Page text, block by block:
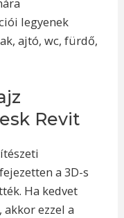
legyenek
ajtó, wc, fürdő,
Revit
a 3D-s
Ha kedvet
akkor ezzel a